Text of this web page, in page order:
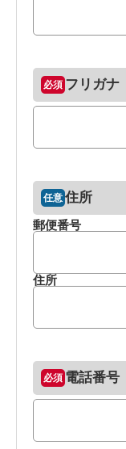
フリガナ
住所
郵便番号
住所
電話番号